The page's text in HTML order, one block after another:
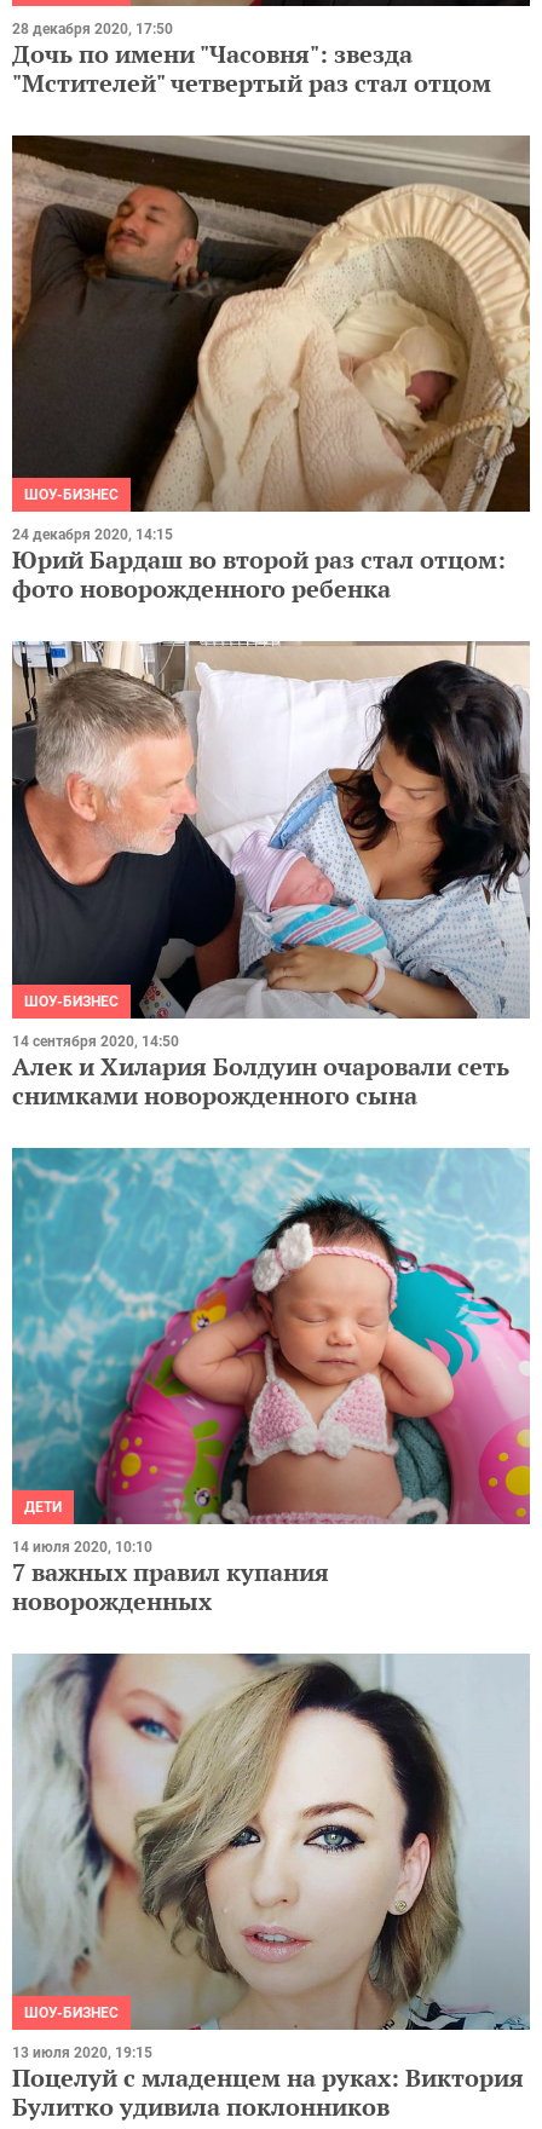
28 декабря 2020, 17:50
Дочь по имени "Часовня": звезда
"Мстителей" четвертый раз стал отцом
ШОУ-БИЗНЕС
24 декабря 2020, 14:15
Юрий Бардаш во второй раз стал отцом:
фото новорожденного ребенка
ШОУ-БИЗНЕС
14 сентября 2020, 14:50
Алек и Хилария Болдуин очаровали сеть
снимками новорожденного сына
ДЕТИ
14 июля 2020, 10:10
7 важных правил купания
новорожденных
ШОУ-БИЗНЕС
13 июля 2020, 19:15
Поцелуй с младенцем на руках: Виктория
Булитко удивила поклонников